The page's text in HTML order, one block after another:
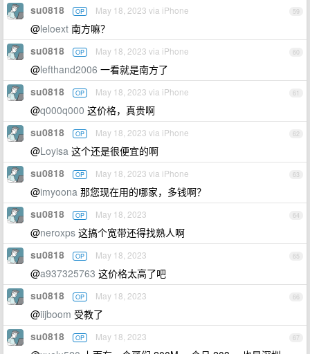
59
su0818 OP May 18, 2023 via iPhone
@leloext 南方嘛？
60
su0818 OP May 18, 2023 via iPhone
@lefthand2006 一看就是南方了
61
su0818 OP May 18, 2023 via iPhone
@q000q000 这价格，真贵啊
62
su0818 OP May 18, 2023 via iPhone
@Loyisa 这个还是很便宜的啊
63
su0818 OP May 18, 2023 via iPhone
@imyoona 那您现在用的哪家，多钱啊？
64
su0818 OP May 18, 2023
@neroxps 这搞个宽带还得找熟人啊
65
su0818 OP May 18, 2023
@a937325763 这价格太高了吧
66
su0818 OP May 18, 2023
@iijboom 受教了
67
su0818 OP May 18, 2023